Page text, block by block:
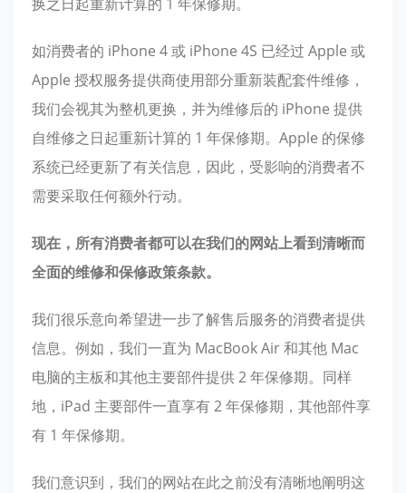
如消费者的 iPhone 4 或 iPhone 4S 已经过 Apple 或
Apple 授权服务提供商使用部分重新装配套件维修，
我们会视其为整机更换，并为维修后的 iPhone 提供
自维修之日起重新计算的 1 年保修期。Apple 的保修
系统已经更新了有关信息，因此，受影响的消费者不
需要采取任何额外行动。
现在，所有消费者都可以在我们的网站上看到清晰而
全面的维修和保修政策条款。
我们很乐意向希望进一步了解售后服务的消费者提供
信息。例如，我们一直为 MacBook Air 和其他 Mac
电脑的主板和其他主要部件提供 2 年保修期。同样
地，iPad 主要部件一直享有 2 年保修期，其他部件享
有 1 年保修期。
我们意识到，我们的网站在此之前没有清晰地阐明这